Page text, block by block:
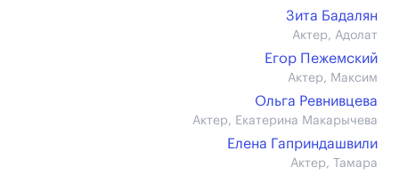
Зита Бадалян
Актер, Адолат
Егор Пежемский
Актер, Максим
Ольга Ревнивцева
Актер, Екатерина Макарычева
Елена Гаприндашвили
Актер, Тамара